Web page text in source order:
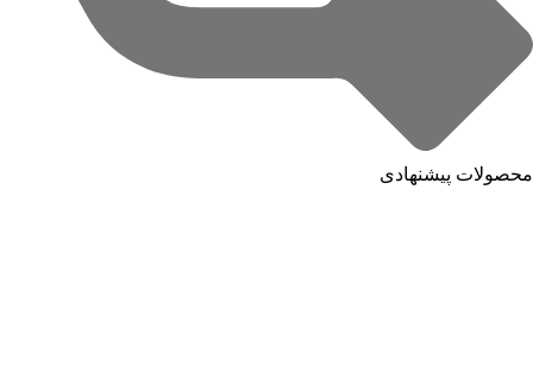
محصولات پیشنهادی